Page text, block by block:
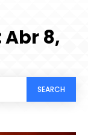
8,
SEARCH